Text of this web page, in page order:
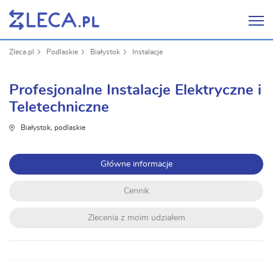
Zleca.pl Podlaskie Białystok Instalacje
Profesjonalne Instalacje Elektryczne i
Teletechniczne
Białystok, podlaskie
Główne informacje
Cennik
Zlecenia z moim udziałem